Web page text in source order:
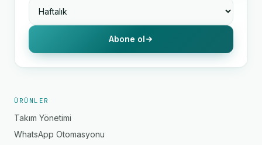
Abone ol
ÜRÜNLER
Takım Yönetimi
WhatsApp Otomasyonu